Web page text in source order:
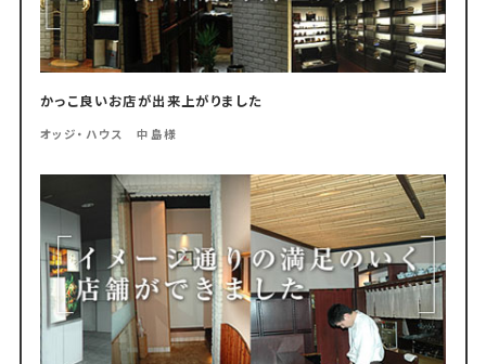
かっこ良いお店が出来上がりました
オッジ・ハウス 中島様